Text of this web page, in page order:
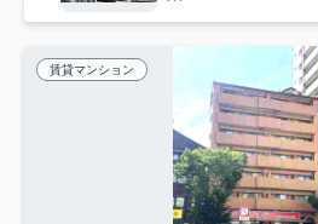
賃貸マンション